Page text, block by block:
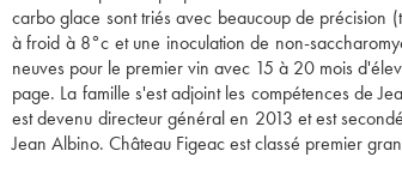
carbo glace sont triés avec beaucoup de précision
à froid à 8°c et une inoculation de non-
neuves pour le premier vin avec 15 à 20 mois
page. La famille s'est adjoint les compétences de
est devenu directeur général en 2013 et est
Jean Albino. Château Figeac est classé premier